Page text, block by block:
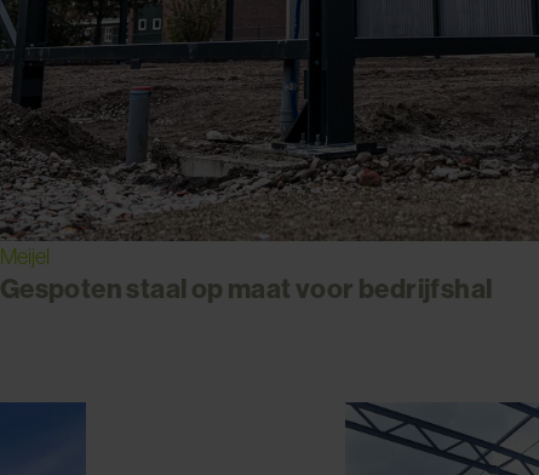
Meijel
Gespoten staal op maat voor bedrijfshal